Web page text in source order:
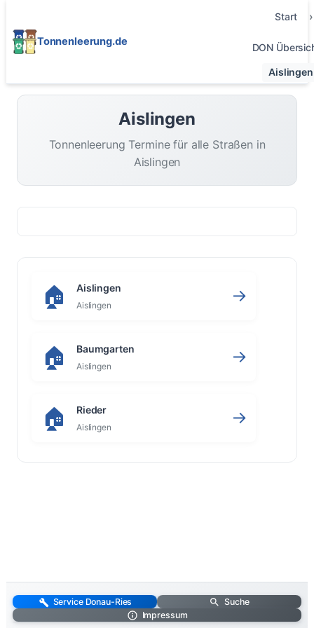
Tonnenleerung.de
Start
DON
Aislingen
Aislingen
Tonnenleerung Termine für alle Straßen in
Aislingen
🏠 Aislingen
Aislingen →
🏠 Baumgarten
Aislingen →
🏠 Rieder
Aislingen →
Service Donau-Ries
Suche
Impressum